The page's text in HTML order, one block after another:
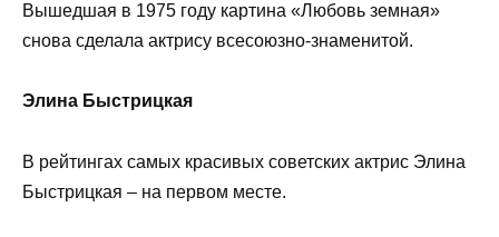
Вышедшая в 1975 году картина «Любовь земная»
снова сделала актрису всесоюзно-знаменитой.
Элина Быстрицкая
В рейтингах самых красивых советских актрис Элина
Быстрицкая – на первом месте.